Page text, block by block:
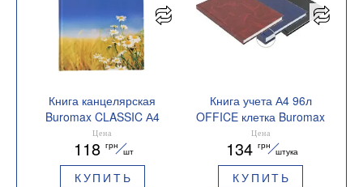
Книга канцелярская
Buromax CLASSIC А4
96 л линия офсет
твердая лам обложка
синяя BM.2401i
Цена
118 грн
шт
КУПИТЬ
Книга учета А4 96л
OFFICE клетка Buromax
BM.2402
Цена
134 грн
штука
КУПИТЬ